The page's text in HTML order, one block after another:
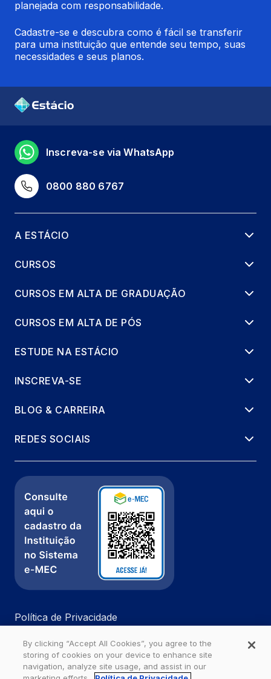
planejada com responsabilidade.
Cadastre-se e descubra como é fácil se transferir
para uma instituição que entende seu tempo, suas
necessidades e seus planos.
0800 880 6767
Inscreva-se via WhatsApp
A ESTÁCIO
CURSOS
CURSOS EM ALTA DE GRADUAÇÃO
CURSOS EM ALTA DE PÓS
ESTUDE NA ESTÁCIO
INSCREVA-SE
BLOG & CARREIRA
REDES SOCIAIS
Política de Privacidade
Ouvidoria
By clicking “Accept All Cookies”, you agree to the
storing of cookies on your device to enhance site
navigation, analyze site usage, and assist in our